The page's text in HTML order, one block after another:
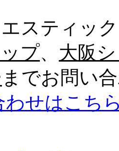
スティッ
プ、 大阪
までお問い
わせはこち